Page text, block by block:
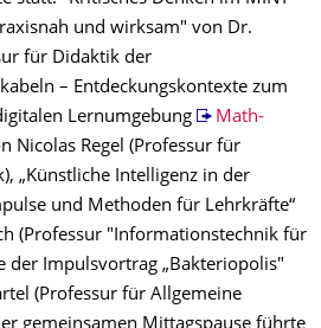
und wirksam" von Dr.
für Didaktik der
– Entdeckungskontexte zum
Lernumgebung
Math-
Nicolas Regel (Professur für
„Künstliche Intelligenz in der
und Methoden für Lehrkräfte“
(Professur "Informationstechnik für
der Impulsvortrag „Bakteriopolis"
(Professur für Allgemeine